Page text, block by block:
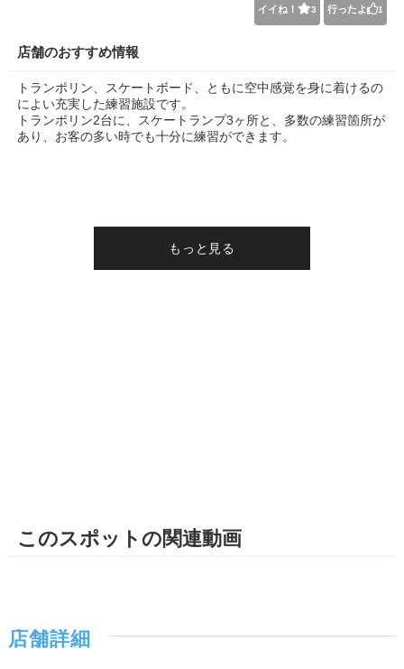
イイね！ 3 行ったよ 1
店舗のおすすめ情報
トランポリン、スケートボード、ともに空中感覚を身に着けるの
によい充実した練習施設です。
トランポリン2台に、スケートランプ3ヶ所と、多数の練習箇所が
あり、お客の多い時でも十分に練習ができます。
このスポットの関連動画
店舗詳細